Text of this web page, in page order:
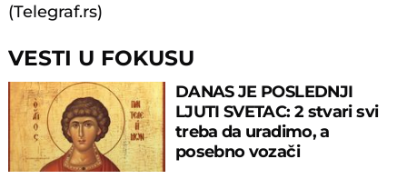
(Telegraf.rs)
VESTI U FOKUSU
DANAS JE POSLEDNJI
LJUTI SVETAC: 2 stvari svi
treba da uradimo, a
posebno vozači